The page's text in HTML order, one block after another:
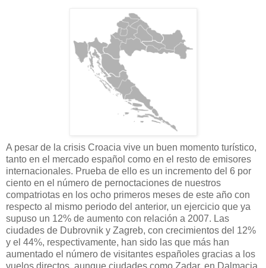
A pesar de la crisis Croacia vive un buen momento turístico,
tanto en el mercado español como en el resto de emisores
internacionales. Prueba de ello es un incremento del 6 por
ciento en el número de pernoctaciones de nuestros
compatriotas en los ocho primeros meses de este año con
respecto al mismo periodo del anterior, un ejercicio que ya
supuso un 12% de aumento con relación a 2007. Las
ciudades de Dubrovnik y Zagreb, con crecimientos del 12%
y el 44%, respectivamente, han sido las que más han
aumentado el número de visitantes españoles gracias a los